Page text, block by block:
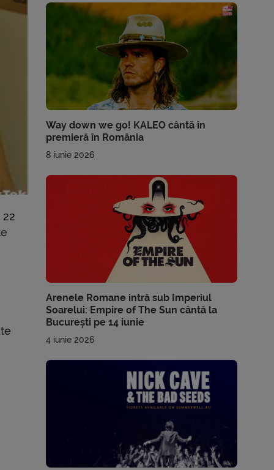
Way down we go! KALEO cântă în
premieră în România
8 iunie 2026
Arenele Romane intră sub Imperiul
Soarelui: Empire of The Sun cântă la
București pe 14 iunie
4 iunie 2026